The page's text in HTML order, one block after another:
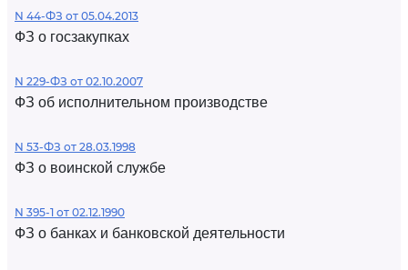
N 44-ФЗ от 05.04.2013
ФЗ о госзакупках
N 229-ФЗ от 02.10.2007
ФЗ об исполнительном производстве
N 53-ФЗ от 28.03.1998
ФЗ о воинской службе
N 395-1 от 02.12.1990
ФЗ о банках и банковской деятельности